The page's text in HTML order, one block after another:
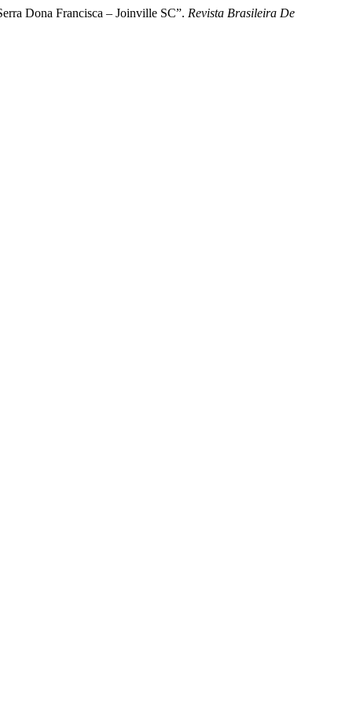
Dona Francisca – Joinville SC”. Revista Brasileira De